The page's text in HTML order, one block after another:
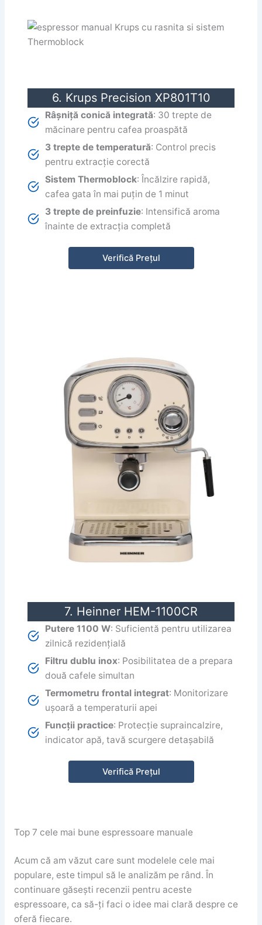
6. Krups Precision XP801T10
Râșniță conică integrată: 30 trepte de
măcinare pentru cafea proaspătă
3 trepte de temperatură: Control precis
pentru extracție corectă
Sistem Thermoblock: Încălzire rapidă,
cafea gata în mai puțin de 1 minut
3 trepte de preinfuzie: Intensifică aroma
înainte de extracția completă
Verifică Prețul
7. Heinner HEM-1100CR
Putere 1100 W: Suficientă pentru utilizarea
zilnică rezidențială
Filtru dublu inox: Posibilitatea de a prepara
două cafele simultan
Termometru frontal integrat: Monitorizare
ușoară a temperaturii apei
Funcții practice: Protecție supraincalzire,
indicator apă, tavă scurgere detașabilă
Verifică Prețul
Top 7 cele mai bune espressoare manuale
Acum că am văzut care sunt modelele cele mai
populare, este timpul să le analizăm pe rând. În
continuare găsești recenzii pentru aceste
espressoare, ca să-ți faci o idee mai clară despre ce
oferă fiecare.